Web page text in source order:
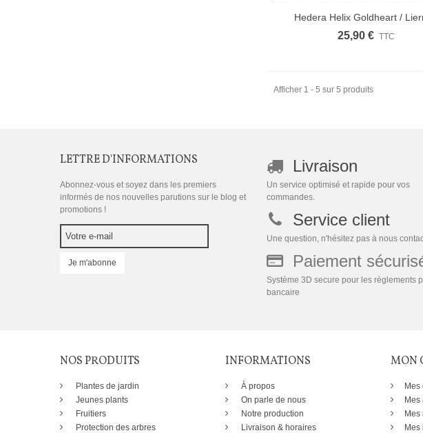
Hedera Helix Goldheart /
25,90 € TTC
Afficher 1 - 5 sur 5 produits
LETTRE D'INFORMATIONS
Abonnez-vous et soyez dans les premiers
informés de nos nouvelles parutions sur le blog et
promotions !
Je m'abonne
Livraison
Un service optimisé et rapide pour vos
commandes.
Service client
Une question, n'hésitez pas à nous
Paiement
Système 3D secure pour les règlements
bancaire
NOS PRODUITS
Plantes de jardin
Jeunes plants
Fruitiers
Protection des arbres
INFORMATIONS
À propos
On parle de nous
Notre production
Livraison & horaires
MON
Mes
Mes
Mes